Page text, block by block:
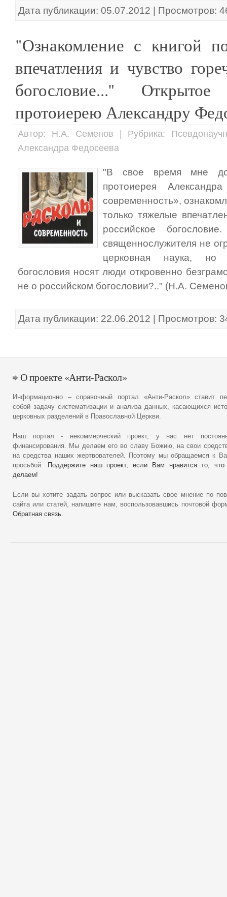
Дата публикации: 05.07.2012 | Просмотров:
"Ознакомление с книгой
впечатления и чувство
богословие..."
протоиерею Александру
Автор: Н.А. Семенов | Рубрика:
Александра Федосеева
"В свое время мне
протоиерея
современность»,
только тяжелые
российское
священнослужителя не
церковная наука, но
богословия носят люди откровенно
не о российском богословии?.." (Н.А.
Дата публикации: 22.06.2012 | Просмотров:
О проекте «Анти-Раскол»
Информационно – справочный портал «Анти-Раскол» ставит
собой задачу систематизации и анализа данных, касающихся
церковных разделений в Православной Церкви.
Наш портал - некоммерческий проект, у нас нет
финансирования. Мы делаем его во славу Божию, на свои
на средства наших жертвователей. Поэтому мы обращаемся к
просьбой:
Поддержите наш проект, если Вам нравится то,
делаем!
Если вы хотите задать вопрос или высказать свое мнение по
сайта или статей, напишите нам, воспользовавшись почтовой
Обратная связь.